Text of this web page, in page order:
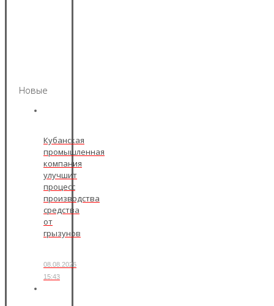
Новые
Кубанская
промышленная
компания
улучшит
процесс
производства
средства
от
грызунов
08.08.2026
15:43